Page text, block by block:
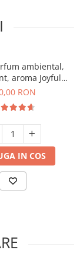
ambiental,
aroma Joyful,
500 gRON
IN COS